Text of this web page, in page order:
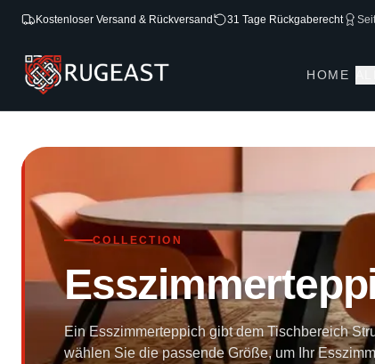
Kostenloser Versand & Rückversand 31 Tage Rückgaberecht
HOME
COLLECTION
Ein Esszimmerteppich gibt dem Tischbereich
wählen Sie die passende Größe, um Ihr